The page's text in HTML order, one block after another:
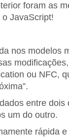
foram as
JavaScript!
nos modelos
ou NFC,
entre
um do outro.
rápida